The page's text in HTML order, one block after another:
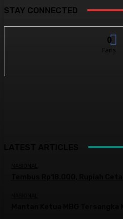
STAY CONNECTED
0
Fans